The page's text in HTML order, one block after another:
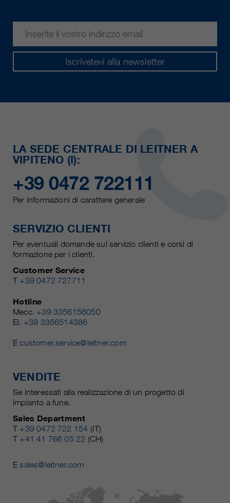
Iscrivetevi alla newsletter
LA SEDE CENTRALE DI LEITNER A
VIPITENO (I):
+39 0472 722111
Per informazioni di carattere generale
SERVIZIO CLIENTI
Per eventuali domande sul servizio clienti e corsi di
formazione per i clienti.
Customer Service
T +39 0472 727711
Hotline
Mecc. +39 3356156050
El. +39 3356514386
Ecustomer.service@leitner.com
VENDITE
Se interessati alla realizzazione di un progetto di
impianto a fune.
Sales Department
T +39 0472 722 154 (IT)
T +41 41 766 05 22 (CH)
Esales@leitner.com